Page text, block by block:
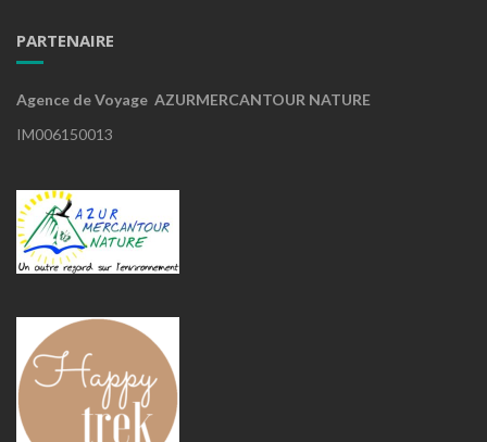
PARTENAIRE
Agence de Voyage AZURMERCANTOUR NATURE
IM006150013